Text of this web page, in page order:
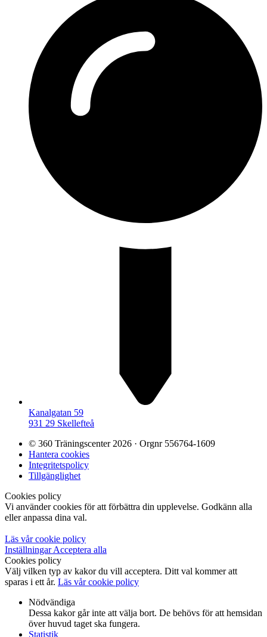
Kanalgatan 59
931 29 Skellefteå
© 360 Träningscenter 2026 · Orgnr 556764-1609
Hantera cookies
Integritetspolicy
Tillgänglighet
Cookies policy
Vi använder cookies för att förbättra din upplevelse. Godkänn alla
eller anpassa dina val.
Läs vår cookie policy
InställningarAcceptera alla
Cookies policy
Välj vilken typ av kakor du vill acceptera. Ditt val kommer att
sparas i ett år. Läs vår cookie policy
Nödvändiga
Dessa kakor går inte att välja bort. De behövs för att hemsidan
över huvud taget ska fungera.
Statistik